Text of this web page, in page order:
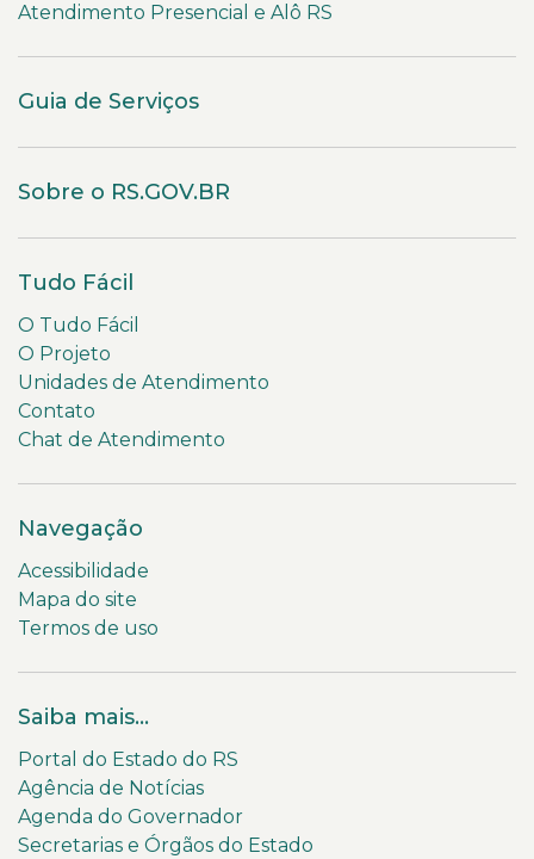
Atendimento Presencial e Alô RS
Guia de Serviços
Sobre o RS.GOV.BR
Tudo Fácil
O Tudo Fácil
O Projeto
Unidades de Atendimento
Contato
Chat de Atendimento
Navegação
Acessibilidade
Mapa do site
Termos de uso
Saiba mais...
Portal do Estado do RS
Agência de Notícias
Agenda do Governador
Secretarias e Órgãos do Estado